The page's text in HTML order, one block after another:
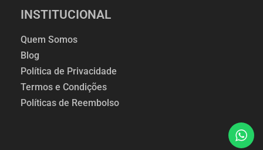
INSTITUCIONAL
Quem Somos
Blog
Política de Privacidade
Termos e Condições
Políticas de Reembolso